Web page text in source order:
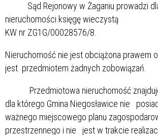
Sąd Rejonowy w Żaganiu prowadzi
nieruchomości księgę wieczystą
KW nr ZG1G/00028576/8.
Nieruchomość nie jest obciążona prawem
jest przedmiotem żadnych zobowiązań.
Przedmiotowa nieruchomość znajduje
dla którego Gmina Niegosławice nie
ważnego miejscowego planu
przestrzennego i nie jest w trakcie